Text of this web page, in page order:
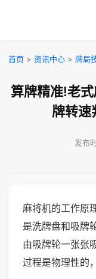
首页 > 资讯中心 > 牌局
算牌精准!老
牌转速
发布
麻将机的工作原
是洗牌盘和吸牌
由吸牌轮一张张
过程是物理性的